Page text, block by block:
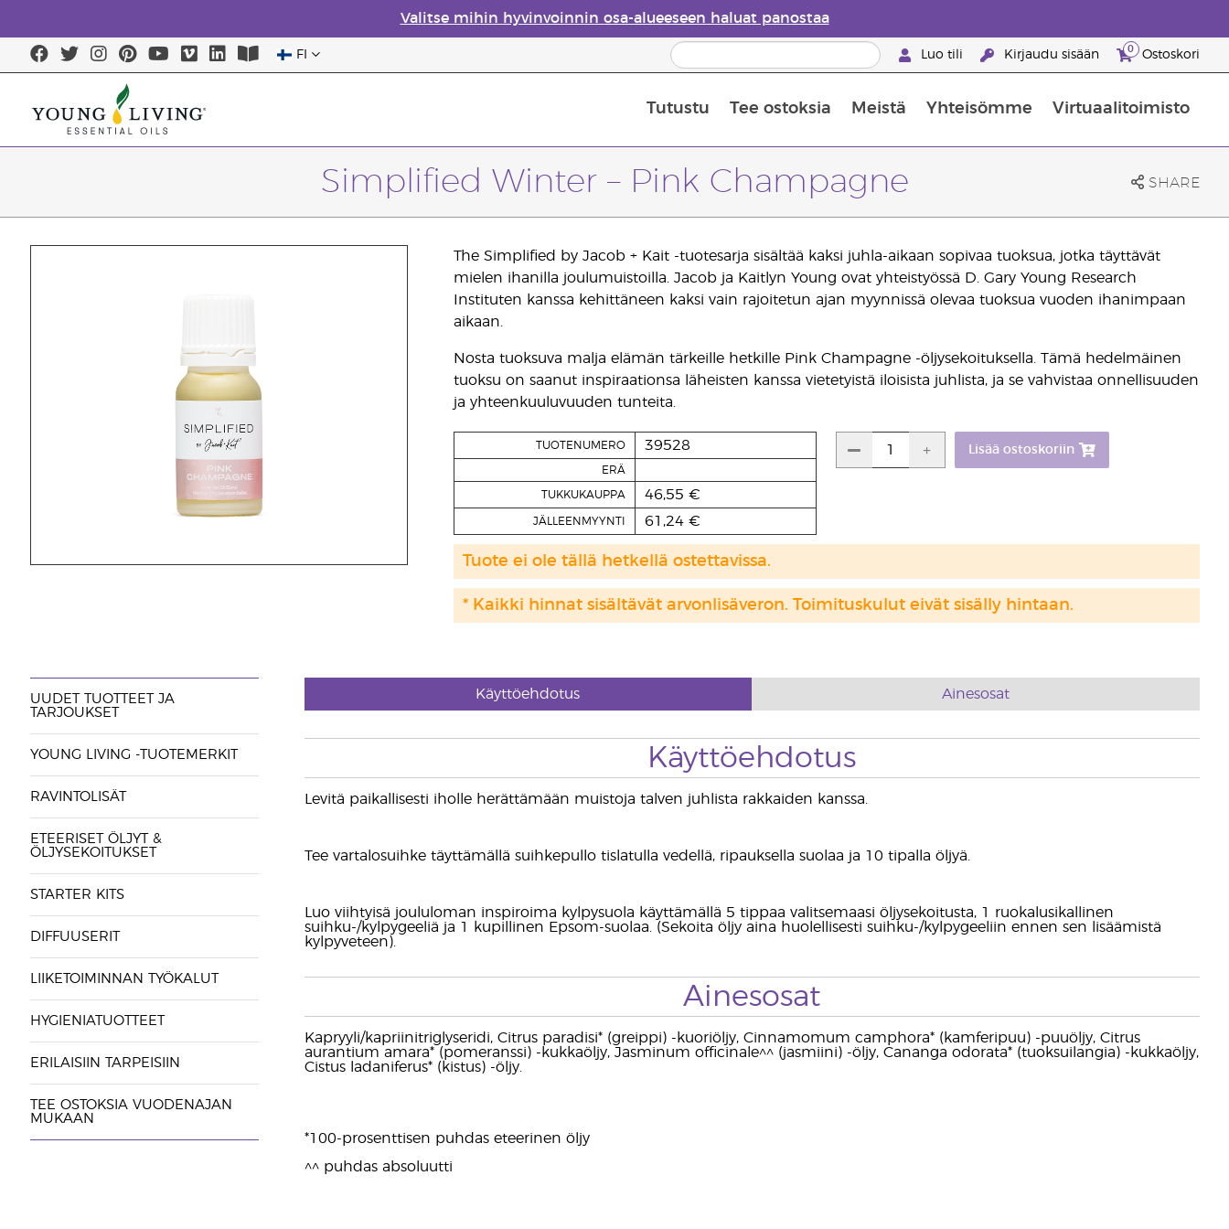
Valitse mihin hyvinvoinnin osa-alueeseen haluat panostaa
FI Luo tili Kirjaudu sisään 0 Ostoskori
Tutustu Tee ostoksia Meistä Yhteisömme Virtuaalitoimisto
Simplified Winter – Pink Champagne SHARE
The Simplified by Jacob + Kait -tuotesarja sisältää kaksi juhla-aikaan sopivaa tuoksua, jotka täyttävät
mielen ihanilla joulumuistoilla. Jacob ja Kaitlyn Young ovat yhteistyössä D. Gary Young Research
Instituten kanssa kehittäneen kaksi vain rajoitetun ajan myynnissä olevaa tuoksua vuoden ihanimpaan
aikaan.
Nosta tuoksuva malja elämän tärkeille hetkille Pink Champagne -öljysekoituksella. Tämä hedelmäinen
tuoksu on saanut inspiraationsa läheisten kanssa vietetyistä iloisista juhlista, ja se vahvistaa onnellisuuden
ja yhteenkuuluvuuden tunteita.
TUOTENUMERO 39528
ERÄ
TUKKUKAUPPA 46,55 €
JÄLLEENMYYNTI 61,24 €
Lisää ostoskoriin
Tuote ei ole tällä hetkellä ostettavissa.
* Kaikki hinnat sisältävät arvonlisäveron. Toimituskulut eivät sisälly hintaan.
UUDET TUOTTEET JA
TARJOUKSET
YOUNG LIVING -TUOTEMERKIT
RAVINTOLISÄT
ETEERISET ÖLJYT &
ÖLJYSEKOITUKSET
STARTER KITS
DIFFUUSERIT
LIIKETOIMINNAN TYÖKALUT
HYGIENIATUOTTEET
ERILAISIIN TARPEISIIN
TEE OSTOKSIA VUODENAJAN
MUKAAN
Käyttöehdotus Ainesosat
Käyttöehdotus
Levitä paikallisesti iholle herättämään muistoja talven juhlista rakkaiden kanssa.
Tee vartalosuihke täyttämällä suihkepullo tislatulla vedellä, ripauksella suolaa ja 10 tipalla öljyä.
Luo viihtyisä joululoman inspiroima kylpysuola käyttämällä 5 tippaa valitsemaasi öljysekoitusta, 1 ruokalusikallinen
suihku-/kylpygeeliä ja 1 kupillinen Epsom-suolaa. (Sekoita öljy aina huolellisesti suihku-/kylpygeeliin ennen sen lisäämistä
kylpyveteen).
Ainesosat
Kapryyli/kapriinitriglyseridi, Citrus paradisi* (greippi) -kuoriöljy, Cinnamomum camphora* (kamferipuu) -puuöljy, Citrus
aurantium amara* (pomeranssi) -kukkaöljy, Jasminum officinale^^ (jasmiini) -öljy, Cananga odorata* (tuoksuilangia) -kukkaöljy,
Cistus ladaniferus* (kistus) -öljy.
*100-prosenttisen puhdas eteerinen öljy
^^ puhdas absoluutti